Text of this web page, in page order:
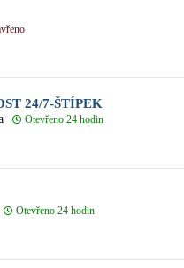
24/7-ŠTÍPEK
Otevřeno 24 hodin
Otevřeno 24 hodin